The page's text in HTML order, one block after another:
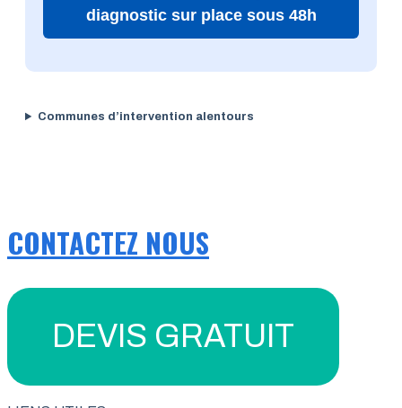
diagnostic sur place sous 48h
Communes d’intervention alentours
CONTACTEZ NOUS
DEVIS GRATUIT